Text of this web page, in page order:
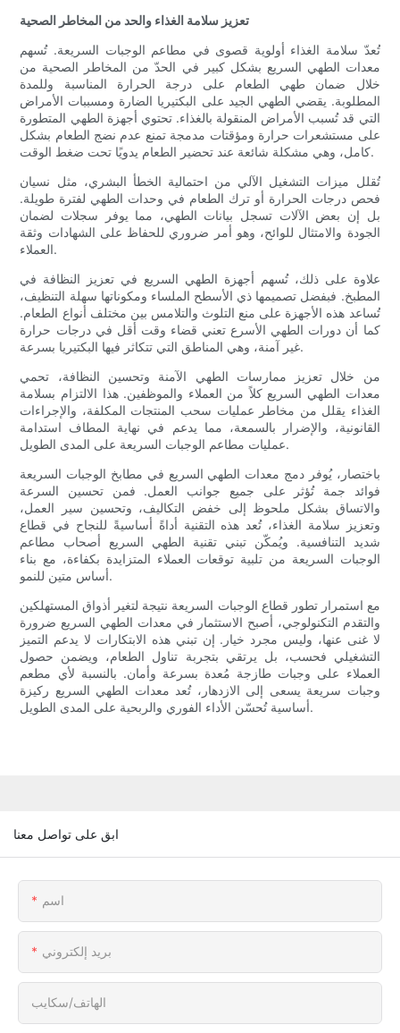
تعزيز سلامة الغذاء والحد من المخاطر الصحية
تُعدّ سلامة الغذاء أولوية قصوى في مطاعم الوجبات السريعة. تُسهم
معدات الطهي السريع بشكل كبير في الحدّ من المخاطر الصحية من
خلال ضمان طهي الطعام على درجة الحرارة المناسبة وللمدة
المطلوبة. يقضي الطهي الجيد على البكتيريا الضارة ومسببات الأمراض
التي قد تُسبب الأمراض المنقولة بالغذاء. تحتوي أجهزة الطهي المتطورة
على مستشعرات حرارة ومؤقتات مدمجة تمنع عدم نضج الطعام بشكل
كامل، وهي مشكلة شائعة عند تحضير الطعام يدويًا تحت ضغط الوقت.
تُقلل ميزات التشغيل الآلي من احتمالية الخطأ البشري، مثل نسيان
فحص درجات الحرارة أو ترك الطعام في وحدات الطهي لفترة طويلة.
بل إن بعض الآلات تسجل بيانات الطهي، مما يوفر سجلات لضمان
الجودة والامتثال للوائح، وهو أمر ضروري للحفاظ على الشهادات وثقة
العملاء.
علاوة على ذلك، تُسهم أجهزة الطهي السريع في تعزيز النظافة في
المطبخ. فبفضل تصميمها ذي الأسطح الملساء ومكوناتها سهلة التنظيف،
تُساعد هذه الأجهزة على منع التلوث والتلامس بين مختلف أنواع الطعام.
كما أن دورات الطهي الأسرع تعني قضاء وقت أقل في درجات حرارة
غير آمنة، وهي المناطق التي تتكاثر فيها البكتيريا بسرعة.
من خلال تعزيز ممارسات الطهي الآمنة وتحسين النظافة، تحمي
معدات الطهي السريع كلاً من العملاء والموظفين. هذا الالتزام بسلامة
الغذاء يقلل من مخاطر عمليات سحب المنتجات المكلفة، والإجراءات
القانونية، والإضرار بالسمعة، مما يدعم في نهاية المطاف استدامة
عمليات مطاعم الوجبات السريعة على المدى الطويل.
باختصار، يُوفر دمج معدات الطهي السريع في مطابخ الوجبات السريعة
فوائد جمة تُؤثر على جميع جوانب العمل. فمن تحسين السرعة
والاتساق بشكل ملحوظ إلى خفض التكاليف، وتحسين سير العمل،
وتعزيز سلامة الغذاء، تُعد هذه التقنية أداةً أساسيةً للنجاح في قطاع
شديد التنافسية. ويُمكّن تبني تقنية الطهي السريع أصحاب مطاعم
الوجبات السريعة من تلبية توقعات العملاء المتزايدة بكفاءة، مع بناء
أساس متين للنمو.
مع استمرار تطور قطاع الوجبات السريعة نتيجة لتغير أذواق المستهلكين
والتقدم التكنولوجي، أصبح الاستثمار في معدات الطهي السريع ضرورة
لا غنى عنها، وليس مجرد خيار. إن تبني هذه الابتكارات لا يدعم التميز
التشغيلي فحسب، بل يرتقي بتجربة تناول الطعام، ويضمن حصول
العملاء على وجبات طازجة مُعدة بسرعة وأمان. بالنسبة لأي مطعم
وجبات سريعة يسعى إلى الازدهار، تُعد معدات الطهي السريع ركيزة
أساسية تُحسّن الأداء الفوري والربحية على المدى الطويل.
ابق على تواصل معنا
اسم
بريد إلكتروني
الهاتف/سكايب